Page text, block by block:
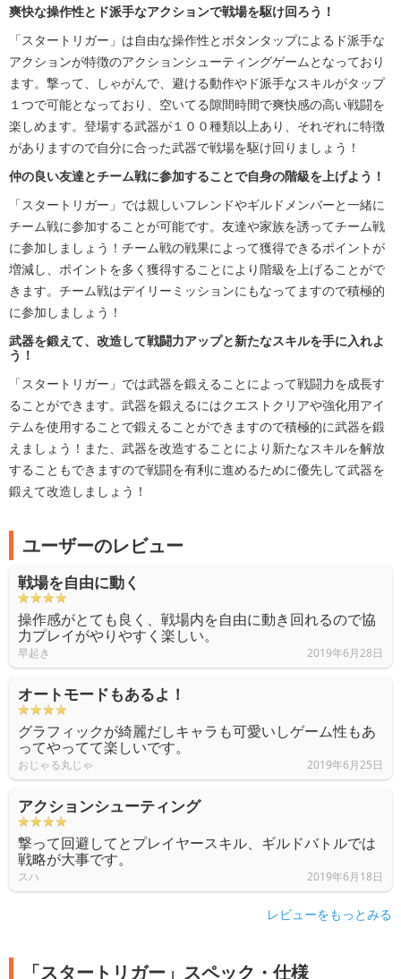
爽快な操作性とド派手なアクションで戦場を駆け回ろう！
「スタートリガー」は自由な操作性とボタンタップによるド派手な
アクションが特徴のアクションシューティングゲームとなっており
ます。撃って、しゃがんで、避ける動作やド派手なスキルがタップ
１つで可能となっており、空いてる隙間時間で爽快感の高い戦闘を
楽しめます。登場する武器が１００種類以上あり、それぞれに特徴
がありますので自分に合った武器で戦場を駆け回りましょう！
仲の良い友達とチーム戦に参加することで自身の階級を上げよう！
「スタートリガー」では親しいフレンドやギルドメンバーと一緒に
チーム戦に参加することが可能です。友達や家族を誘ってチーム戦
に参加しましょう！チーム戦の戦果によって獲得できるポイントが
増減し、ポイントを多く獲得することにより階級を上げることがで
きます。チーム戦はデイリーミッションにもなってますので積極的
に参加しましょう！
武器を鍛えて、改造して戦闘力アップと新たなスキルを手に入れよ
う！
「スタートリガー」では武器を鍛えることによって戦闘力を成長す
ることができます。武器を鍛えるにはクエストクリアや強化用アイ
テムを使用することで鍛えることができますので積極的に武器を鍛
えましょう！また、武器を改造することにより新たなスキルを解放
することもできますので戦闘を有利に進めるために優先して武器を
鍛えて改造しましょう！
ユーザーのレビュー
戦場を自由に動く
操作感がとても良く、戦場内を自由に動き回れるので協
力プレイがやりやすく楽しい。
早起き 2019年6月28日
オートモードもあるよ！
グラフィックが綺麗だしキャラも可愛いしゲーム性もあ
ってやってて楽しいです。
おじゃる丸じゃ 2019年6月25日
アクションシューティング
撃って回避してとプレイヤースキル、ギルドバトルでは
戦略が大事です。
スハ 2019年6月18日
レビューをもっとみる
「スタートリガー」スペック・仕様